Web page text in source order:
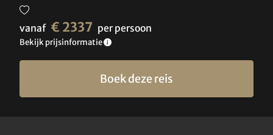
vanaf € 2337 per persoon
Bekijk prijsinformatie
Boek deze reis